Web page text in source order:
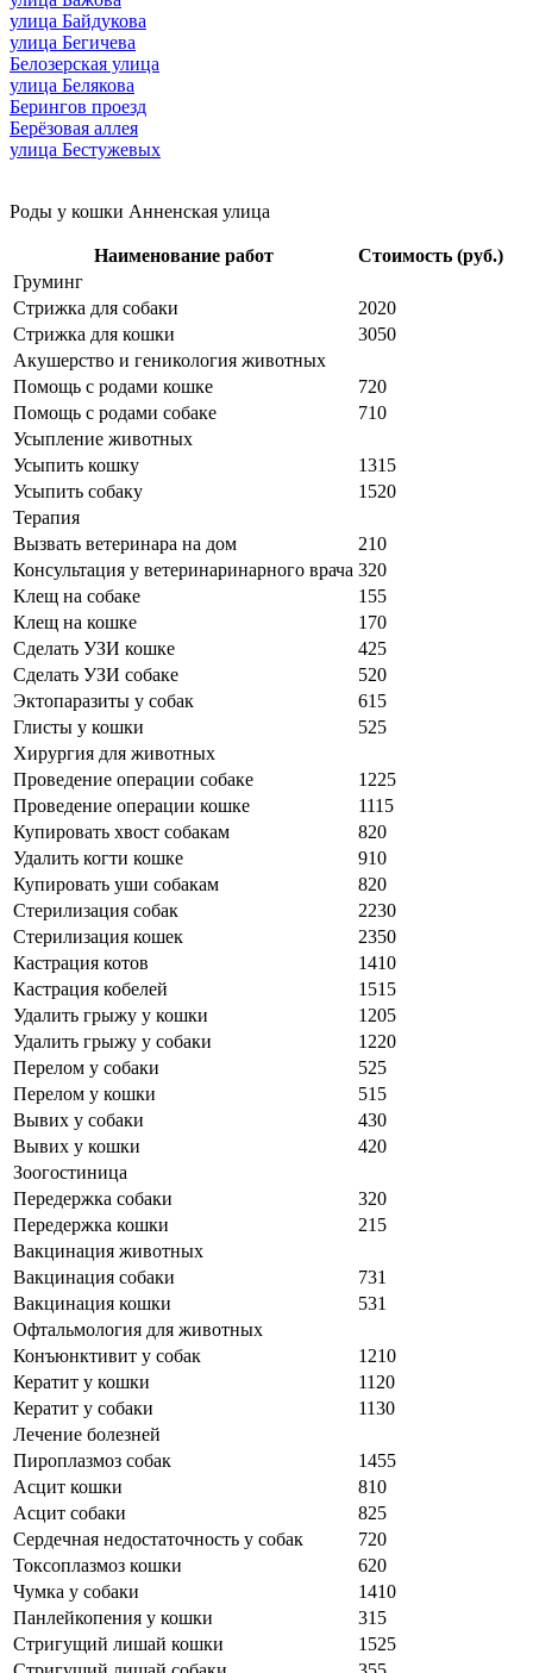
улица Байдукова
улица Бегичева
Белозерская улица
улица Белякова
Берингов проезд
Берёзовая аллея
улица Бестужевых
Роды у кошки Анненская улица
Наименование работ
Стоимость (руб.)
Груминг
Стрижка для собаки
2020
Стрижка для кошки
3050
Акушерство и геникология животных
Помощь с родами кошке
720
Помощь с родами собаке
710
Усыпление животных
Усыпить кошку
1315
Усыпить собаку
1520
Терапия
Вызвать ветеринара на дом
210
Консультация у ветеринаринарного врача 320
Клещ на собаке
155
Клещ на кошке
170
Сделать УЗИ кошке
425
Сделать УЗИ собаке
520
Эктопаразиты у собак
615
Глисты у кошки
525
Хирургия для животных
Проведение операции собаке
1225
Проведение операции кошке
1115
Купировать хвост собакам
820
Удалить когти кошке
910
Купировать уши собакам
820
Стерилизация собак
2230
Стерилизация кошек
2350
Кастрация котов
1410
Кастрация кобелей
1515
Удалить грыжу у кошки
1205
Удалить грыжу у собаки
1220
Перелом у собаки
525
Перелом у кошки
515
Вывих у собаки
430
Вывих у кошки
420
Зоогостиница
Передержка собаки
320
Передержка кошки
215
Вакцинация животных
Вакцинация собаки
731
Вакцинация кошки
531
Офтальмология для животных
Конъюнктивит у собак
1210
Кератит у кошки
1120
Кератит у собаки
1130
Лечение болезней
Пироплазмоз собак
1455
Асцит кошки
810
Асцит собаки
825
Сердечная недостаточность у собак
720
Токсоплазмоз кошки
620
Чумка у собаки
1410
Панлейкопения у кошки
315
Стригущий лишай кошки
1525